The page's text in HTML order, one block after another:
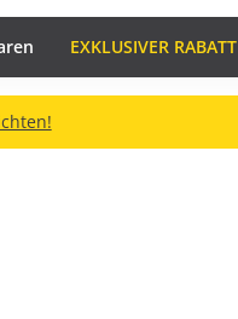
EXKLUSIVER RABATT